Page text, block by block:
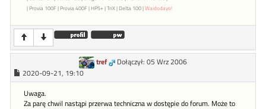
| Provia 100F | Provia 400F | HP5+ | TriX | Delta 100 |Waidodayo!
tref
Dołączył: 05 Wrz 2006
2020-09-21, 19:10
Uwaga.
Za parę chwil nastąpi przerwa techniczna w dostępie do forum. Może to